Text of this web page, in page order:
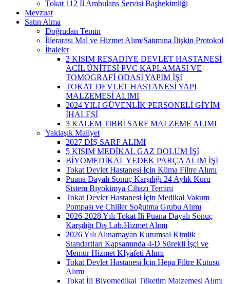
Tokat 112 İl Ambulans Servisi Başhekimliği
Mevzuat
Satın Alma
Doğrudan Temin
İllerarası Mal ve Hizmet Alım/Satımına İlişkin Protokol
İhaleler
2 KISIM REŞADİYE DEVLET HASTANESİ
ACİL ÜNİTESİ PVC KAPLAMASI VE
TOMOGRAFİ ODASI YAPIM İŞİ
TOKAT DEVLET HASTANESİ YAPI
MALZEMESİ ALIMI
2024 YILI GÜVENLİK PERSONELİ GİYİM
İHALESİ
3 KALEM TIBBİ SARF MALZEME ALIMI
Yaklaşık Maliyet
2027 DİŞ SARF ALIMI
5 KISIM MEDİKAL GAZ DOLUM İŞİ
BİYOMEDİKAL YEDEK PARÇA ALIM İŞİ
Tokat Devlet Hastanesi İçin Klima Filtre Alımı
Puana Dayalı Sonuç Karşılığı 24 Aylık Kuru
Sistem Biyokimya Cihazı Temini
Tokat Devlet Hastanesi İçin Medikal Vakum
Pompası ve Chiller Soğutma Grubu Alımı
2026-2028 Yılı Tokat İli Puana Dayalı Sonuç
Karşılığı Dış Lab.Hizmet Alımı
2026 Yılı Alınamayan Kurumsal Kimlik
Standartları Kapsamında 4-D Sürekli İşçi ve
Memur Hizmet KIyafeti Alımı
Tokat Devlet Hastanesi İçin Hepa Filtre Kutusu
Alımı
Tokat İli Biyomedikal Tüketim Malzemesi Alımı